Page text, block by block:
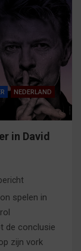
NEDERLAND
in David
spelen in
de conclusie
zijn vork